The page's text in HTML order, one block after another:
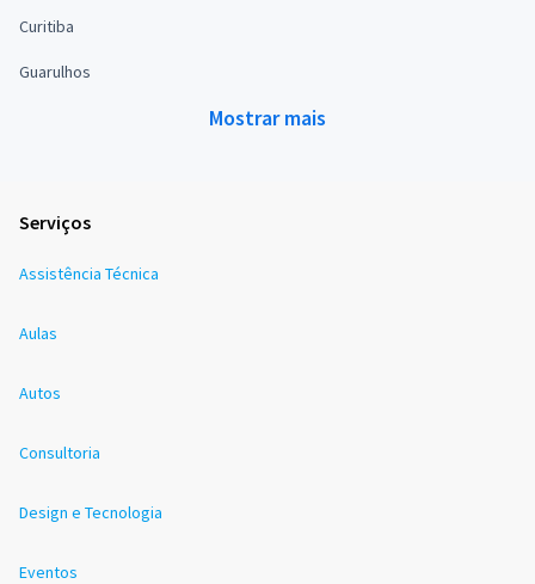
Curitiba
Guarulhos
Mostrar mais
Serviços
Assistência Técnica
Aulas
Autos
Consultoria
Design e Tecnologia
Eventos